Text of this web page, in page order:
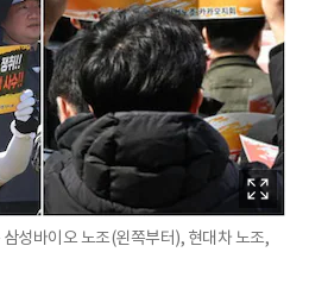
성바이오 노조(왼쪽부터), 현대차 노조,